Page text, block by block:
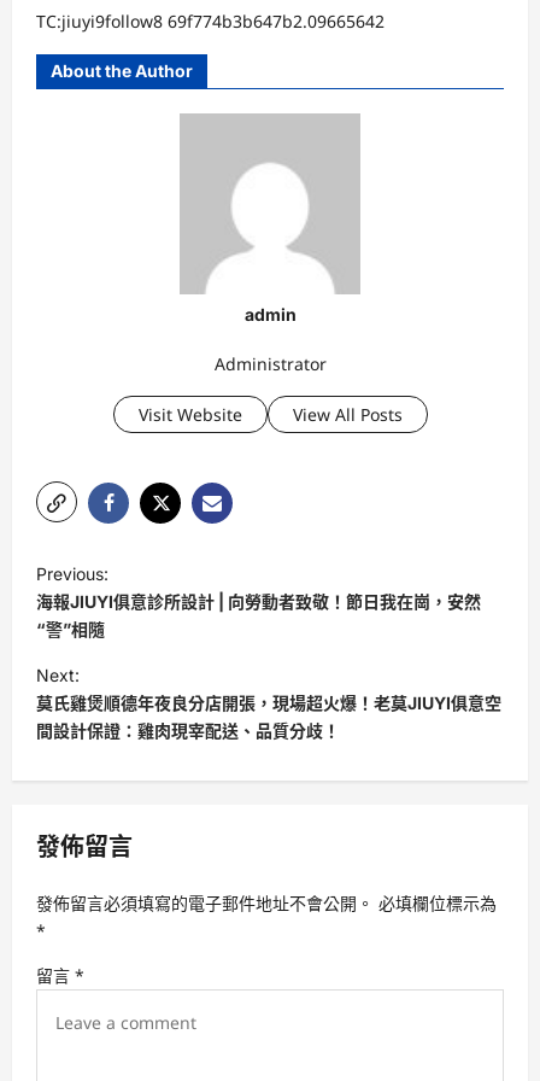
TC:jiuyi9follow8 69f774b3b647b2.09665642
About the Author
admin
Administrator
Visit Website View All Posts
o
s
t
n
a
v
g
a
t
i
Previous:
海報JIUYI俱意診所設計 | 向勞動者致敬！節日我在崗，安然
“警”相隨
Next:
莫氏雞煲順德年夜良分店開張，現場超火爆！老莫JIUYI俱意空
間設計保證：雞肉現宰配送、品質分歧！
發佈留言
發佈留言必須填寫的電子郵件地址不會公開。 必填欄位標示為
*
留言 *